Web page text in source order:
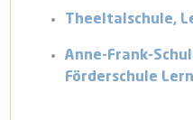
Theeltalschule,
Anne-Frank-
Förderschule